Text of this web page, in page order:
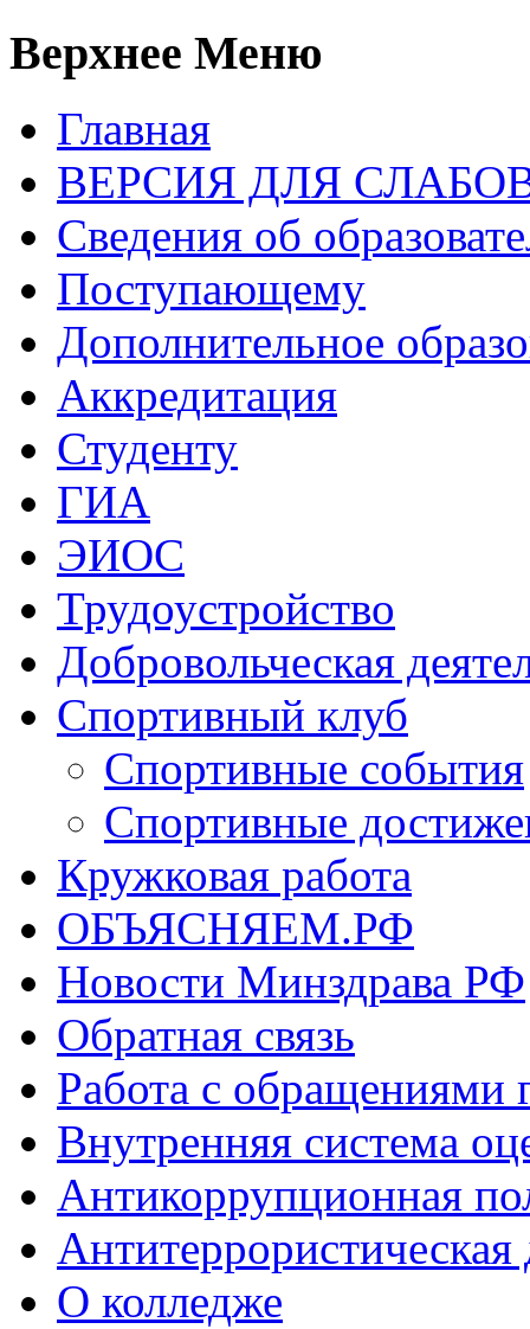
Верхнее Меню
Главная
ВЕРСИЯ ДЛЯ
Сведения об
Поступающему
Дополнительное
Аккредитация
Студенту
ГИА
ЭИОС
Трудоустройство
Добровольческая
Спортивный клуб
Спортивные события
Спортивные
Кружковая работа
ОБЪЯСНЯЕМ.РФ
Новости Минздрава РФ
Обратная связь
Работа с обращениями
Внутренняя система
Антикоррупционная
Антитеррористическая
О колледже